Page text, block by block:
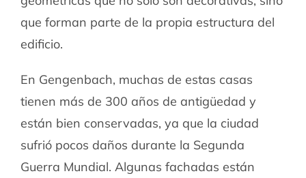
que forman parte de la propia estructura del
edificio.
En Gengenbach, muchas de estas casas
tienen más de 300 años de antigüedad y
están bien conservadas, ya que la ciudad
sufrió pocos daños durante la Segunda
Guerra Mundial. Algunas fachadas están